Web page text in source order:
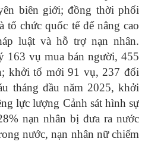
biên giới; đồng thời phối
tổ chức quốc tế để nâng cao
luật và hỗ trợ nạn nhân.
163 vụ mua bán người, 455
khởi tố mới 91 vụ, 237 đối
tháng đầu năm 2025, khởi
lực lượng Cảnh sát hình sự
nạn nhân bị đưa ra nước
nước, nạn nhân nữ chiếm